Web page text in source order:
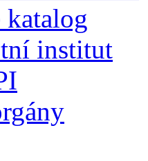
institut